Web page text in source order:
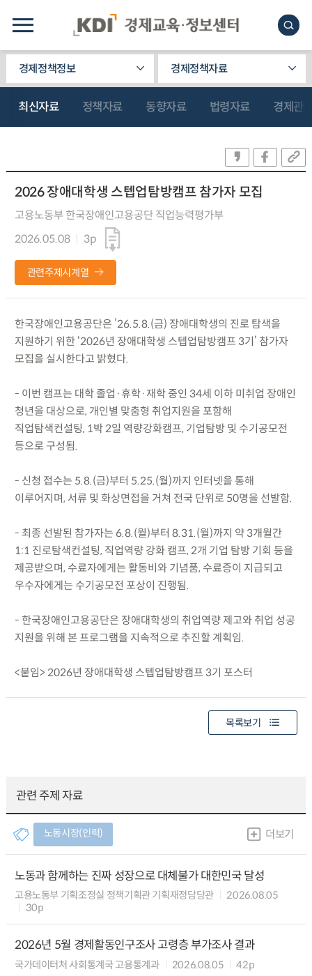
경제정책정보 경제정책자료
최신자료 정책자료 동향자료 법령자료 경제관
2026 장애대학생 스텝업탐방캠프 참가자 모집
고용노동부 한국장애인고용공단 직업능력평가부
2026.05.08
3p
관련주제시계열
한국장애인고용공단은 ’26.5.8.(금) 장애대학생의 진로 탐색을
지원하기 위한 ‘2026년 장애대학생 스텝업탐방캠프 3기’ 참가자
모집을 실시한다고 밝혔다.
- 이번 캠프는 대학 졸업·휴학·재학 중인 34세 이하 미취업 장애인
청년을 대상으로, 개인별 맞춤형 취업지원을 포함해
직업탐색컨설팅, 1박 2일 역량강화캠프, 기업탐방 및 수기공모전
등으로 구성됨.
- 신청 접수는 5.8.(금)부터 5.25.(월)까지 인터넷을 통해
이루어지며, 서류 및 화상면접을 거쳐 전국 단위로 50명을 선발함.
- 최종 선발된 참가자는 6.8.(월)부터 8.31.(월)까지 약 3개월간
1:1 진로탐색컨설팅, 직업역량 강화 캠프, 2개 기업 탐방 기회 등을
제공받으며, 수료자에게는 활동비와 기념품, 수료증이 지급되고
우수자에게는 수기공모전 포상이 진행됨.
- 한국장애인고용공단은 장애대학생의 취업역량 제고와 취업 성공
지원을 위해 본 프로그램을 지속적으로 추진할 계획임.
<붙임> 2026년 장애대학생 스텝업탐방캠프 3기 포스터
목록보기
관련 주제 자료
노동시장(인력) 더보기
노동과 함께하는 진짜 성장으로 대체불가 대한민국 달성
고용노동부 기획조정실 정책기획관 기획재정담당관
2026.08.05
30p
2026년 5월 경제활동인구조사 고령층 부가조사 결과
국가데이터처 사회통계국 고용통계과 2026.08.05 42p